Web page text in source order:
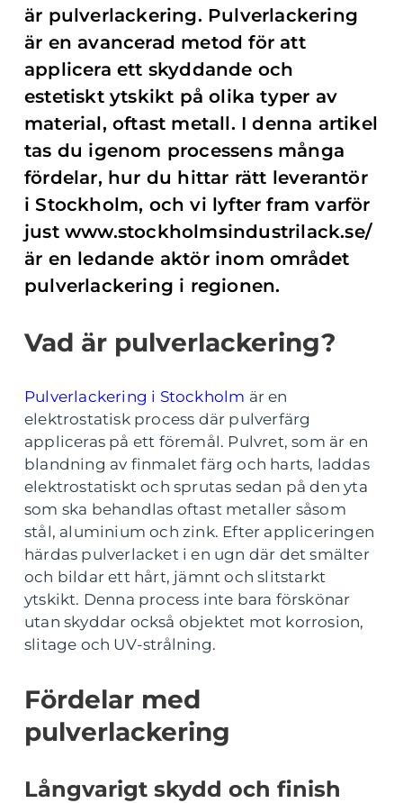
är pulverlackering. Pulverlackering
är en avancerad metod för att
applicera ett skyddande och
estetiskt ytskikt på olika typer av
material, oftast metall. I denna artikel
tas du igenom processens många
fördelar, hur du hittar rätt leverantör
i Stockholm, och vi lyfter fram varför
just www.stockholmsindustrilack.se/
är en ledande aktör inom området
pulverlackering i regionen.
Vad är pulverlackering?
Pulverlackering i Stockholm är en
elektrostatisk process där pulverfärg
appliceras på ett föremål. Pulvret, som är en
blandning av finmalet färg och harts, laddas
elektrostatiskt och sprutas sedan på den yta
som ska behandlas oftast metaller såsom
stål, aluminium och zink. Efter appliceringen
härdas pulverlacket i en ugn där det smälter
och bildar ett hårt, jämnt och slitstarkt
ytskikt. Denna process inte bara förskönar
utan skyddar också objektet mot korrosion,
slitage och UV-strålning.
Fördelar med
pulverlackering
Långvarigt skydd och finish